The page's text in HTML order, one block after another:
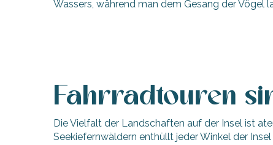
Wassers, während man dem Gesang der Vögel
Fahrradtouren
Die Vielfalt der Landschaften auf der Insel ist
Seekiefernwäldern enthüllt jeder Winkel der